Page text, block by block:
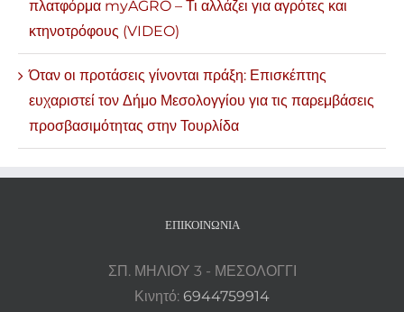
πλατφόρμα myAGRO – Τι αλλάζει για αγρότες και
κτηνοτρόφους (VIDEO)
Όταν οι προτάσεις γίνονται πράξη: Επισκέπτης
ευχαριστεί τον Δήμο Μεσολογγίου για τις παρεμβάσεις
προσβασιμότητας στην Τουρλίδα
ΕΠΙΚΟΙΝΩΝΊΑ
ΣΠ. ΜΗΛΙΟΥ 3 - ΜΕΣΟΛΟΓΓΙ
Κινητό: 6944759914